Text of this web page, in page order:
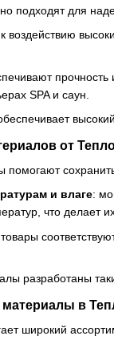
подходят для
воздействию
прочность
SPA и саун.
от
помогают
и влаге:
что
разработаны
в
широкий